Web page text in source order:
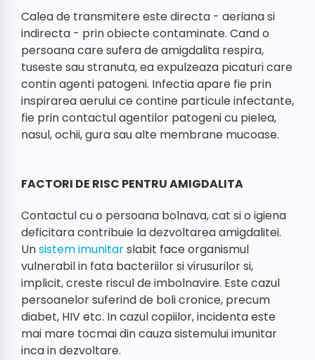
Calea de transmitere este directa - aeriana si
indirecta - prin obiecte contaminate. Cand o
persoana care sufera de amigdalita respira,
tuseste sau stranuta, ea expulzeaza picaturi care
contin agenti patogeni. Infectia apare fie prin
inspirarea aerului ce contine particule infectante,
fie prin contactul agentilor patogeni cu pielea,
nasul, ochii, gura sau alte membrane mucoase.
FACTORI DE RISC PENTRU AMIGDALITA
Contactul cu o persoana bolnava, cat si o igiena
deficitara contribuie la dezvoltarea amigdalitei.
Unsistem imunitarslabit face organismul
vulnerabil in fata bacteriilor si virusurilor si,
implicit, creste riscul de imbolnavire. Este cazul
persoanelor suferind de boli cronice, precum
diabet, HIV etc. In cazul copiilor, incidenta este
mai mare tocmai din cauza sistemului imunitar
inca in dezvoltare.